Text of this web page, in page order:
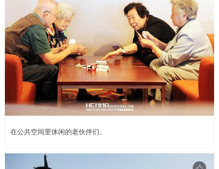
在公共空间里休闲的老伙伴们。